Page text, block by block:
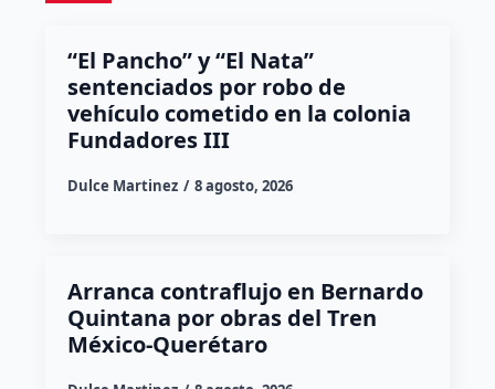
“El Pancho” y “El Nata”
sentenciados por robo de
vehículo cometido en la colonia
Fundadores III
Dulce Martinez 8 agosto, 2026
Arranca contraflujo en Bernardo
Quintana por obras del Tren
México-Querétaro